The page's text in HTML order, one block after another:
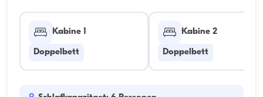
Kabine 1
Doppelbett
Kabine 2
Doppelbett